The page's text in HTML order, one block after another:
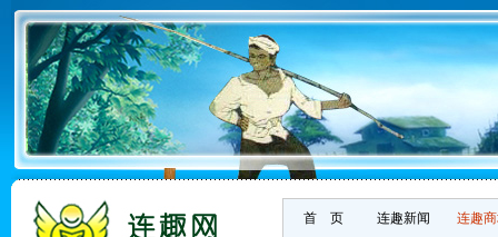
首 页 连趣新闻
连趣